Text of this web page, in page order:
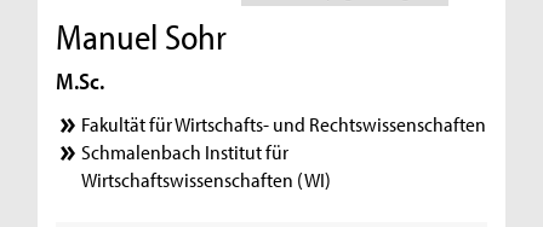
Manuel Sohr
M.Sc.
Fakultät für Wirtschafts- und Rechtswissenschaften
Schmalenbach Institut für
Wirtschaftswissenschaften (WI)